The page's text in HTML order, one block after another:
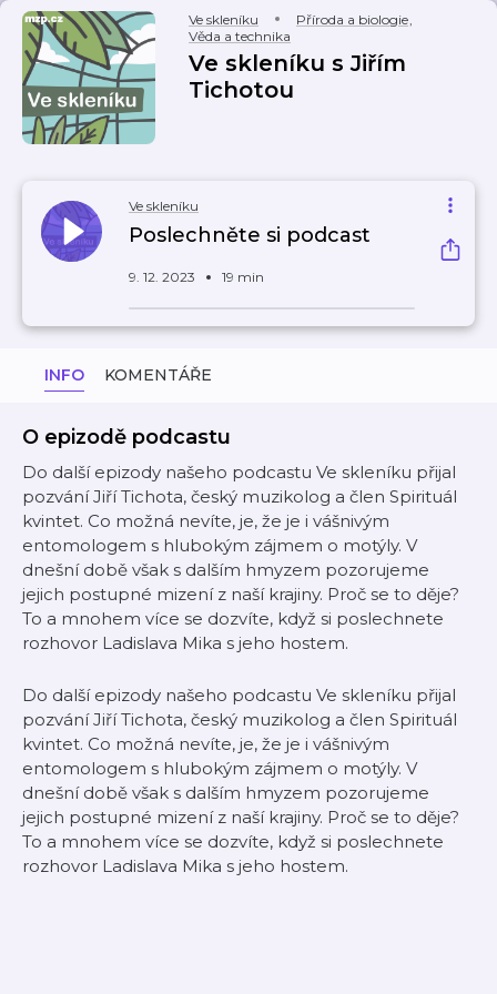
Ve skleníku Příroda a biologie,
Věda a technika
Ve skleníku s Jiřím
Tichotou
Ve skleníku
Poslechněte si podcast
9. 12. 2023 19 min
INFO KOMENTÁŘE
O epizodě podcastu
Do další epizody našeho podcastu Ve skleníku přijal
pozvání Jiří Tichota, český muzikolog a člen Spirituál
kvintet. Co možná nevíte, je, že je i vášnivým
entomologem s hlubokým zájmem o motýly. V
dnešní době však s dalším hmyzem pozorujeme
jejich postupné mizení z naší krajiny. Proč se to děje?
To a mnohem více se dozvíte, když si poslechnete
rozhovor Ladislava Mika s jeho hostem.
Do další epizody našeho podcastu Ve skleníku přijal
pozvání Jiří Tichota, český muzikolog a člen Spirituál
kvintet. Co možná nevíte, je, že je i vášnivým
entomologem s hlubokým zájmem o motýly. V
dnešní době však s dalším hmyzem pozorujeme
jejich postupné mizení z naší krajiny. Proč se to děje?
To a mnohem více se dozvíte, když si poslechnete
rozhovor Ladislava Mika s jeho hostem.